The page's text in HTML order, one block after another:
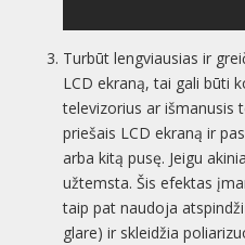
Turbūt lengviausias ir
LCD ekraną, tai gali būti
televizorius ar išmanusis
priešais LCD ekraną ir
arba kitą pusę. Jeigu
užtemsta. Šis efektas
taip pat naudoja
glare) ir skleidžia